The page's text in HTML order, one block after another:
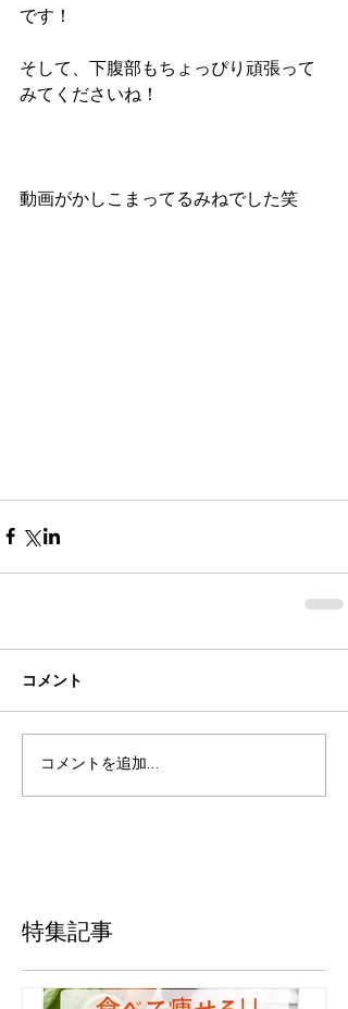
です！
そして、下腹部もちょっぴり頑張って
みてくださいね！
動画がかしこまってるみねでした笑
コメント
コメントを追加…
特集記事